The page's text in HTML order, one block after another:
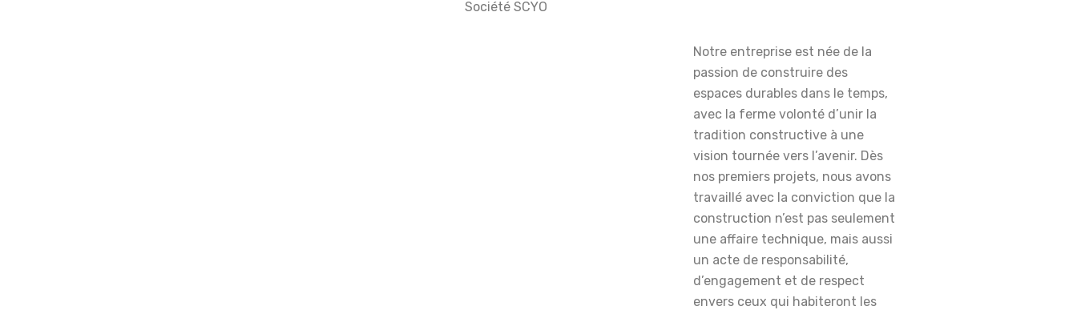
Société SCYO
Notre entreprise est née de la
passion de construire des
espaces durables dans le temps,
avec la ferme volonté d’unir la
tradition constructive à une
vision tournée vers l’avenir. Dès
nos premiers projets, nous avons
travaillé avec la conviction que la
construction n’est pas seulement
une affaire technique, mais aussi
un acte de responsabilité,
d’engagement et de respect
envers ceux qui habiteront les